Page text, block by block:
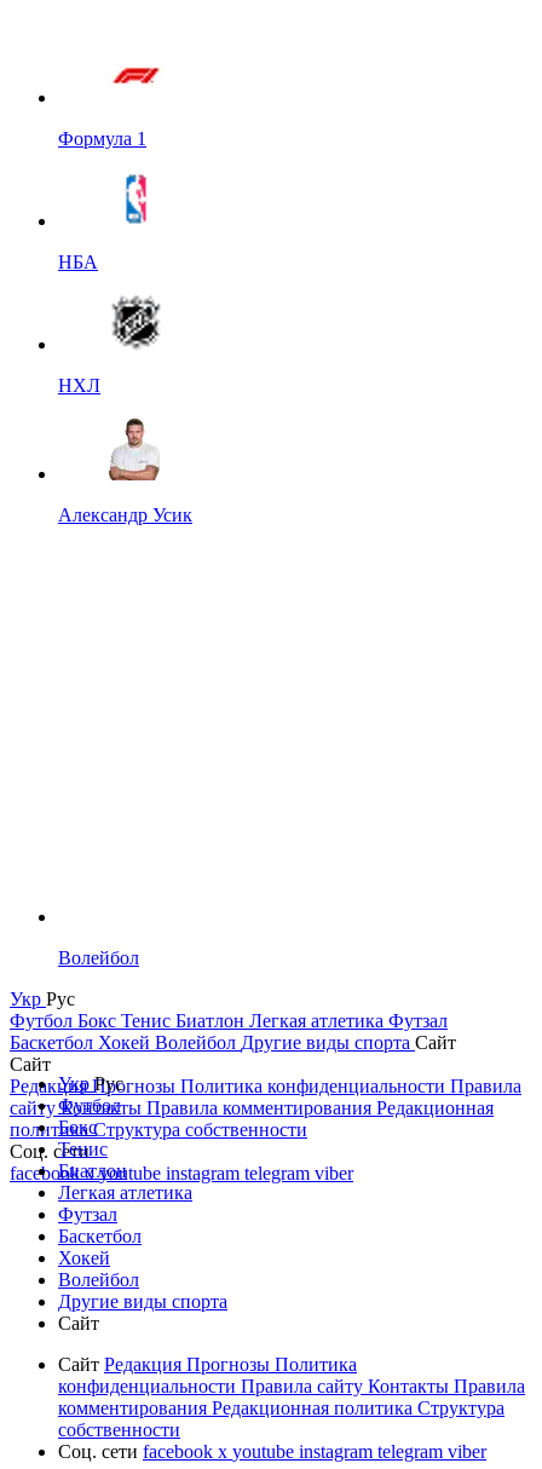
Формула 1
НБА
НХЛ
Александр Усик
Волейбол
Укр Рус
Футбол Бокс Тенис Биатлон Легкая атлетика Футзал
Баскетбол Хокей Волейбол Другие виды спорта Сайт
Сайт
РедакцияПрогнозы Политика конфиденциальности Правила
сайтуКонтакты Правила комментирования Редакционная
политикаСтруктура собственности
Соц. сети
facebookxyoutube instagram telegram viber
УкрРус
Футбол
Бокс
Тенис
Биатлон
Легкая атлетика
Футзал
Баскетбол
Хокей
Волейбол
Другие виды спорта
Сайт
Сайт Редакция Прогнозы Политика
конфиденциальности Правила сайту Контакты Правила
комментирования Редакционная политика Структура
собственности
Соц. сети facebook x youtube instagram telegram viber